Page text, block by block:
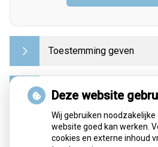
Toestemming geven
Gegevens opvragen
Regionaal
Deze website
Wij gebruiken
website goed kan werken.
cookies en externe inhoud